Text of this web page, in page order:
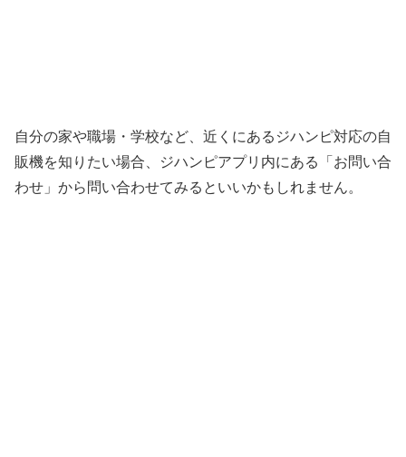
自分の家や職場・学校など、近くにあるジハンピ対応の自
販機を知りたい場合、ジハンピアプリ内にある「お問い合
わせ」から問い合わせてみるといいかもしれません。